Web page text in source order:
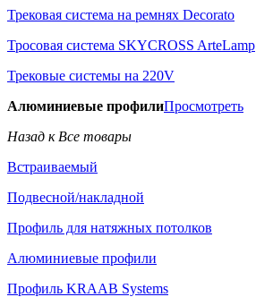
Трековая система на ремнях Decorato
Тросовая система SKYCROSS ArteLamp
Трековые системы на 220V
Алюминиевые профилиПросмотреть
Назад к Все товары
Встраиваемый
Подвесной/накладной
Профиль для натяжных потолков
Алюминиевые профили
Профиль KRAAB Systems